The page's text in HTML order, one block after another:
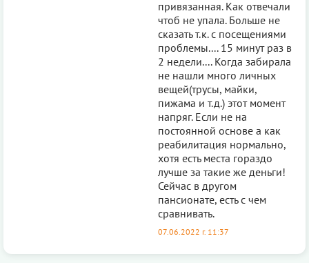
привязанная. Как отвечали
чтоб не упала. Больше не
сказать т.к. с посещениями
проблемы.... 15 минут раз в
2 недели.... Когда забирала
не нашли много личных
вещей(трусы, майки,
пижама и т.д.) этот момент
напряг. Если не на
постоянной основе а как
реабилитация нормально,
хотя есть места гораздо
лучше за такие же деньги!
Сейчас в другом
пансионате, есть с чем
сравнивать.
07.06.2022 г. 11:37